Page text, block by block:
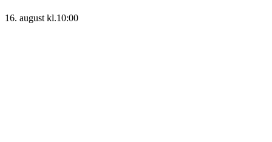
16. august kl.10:00